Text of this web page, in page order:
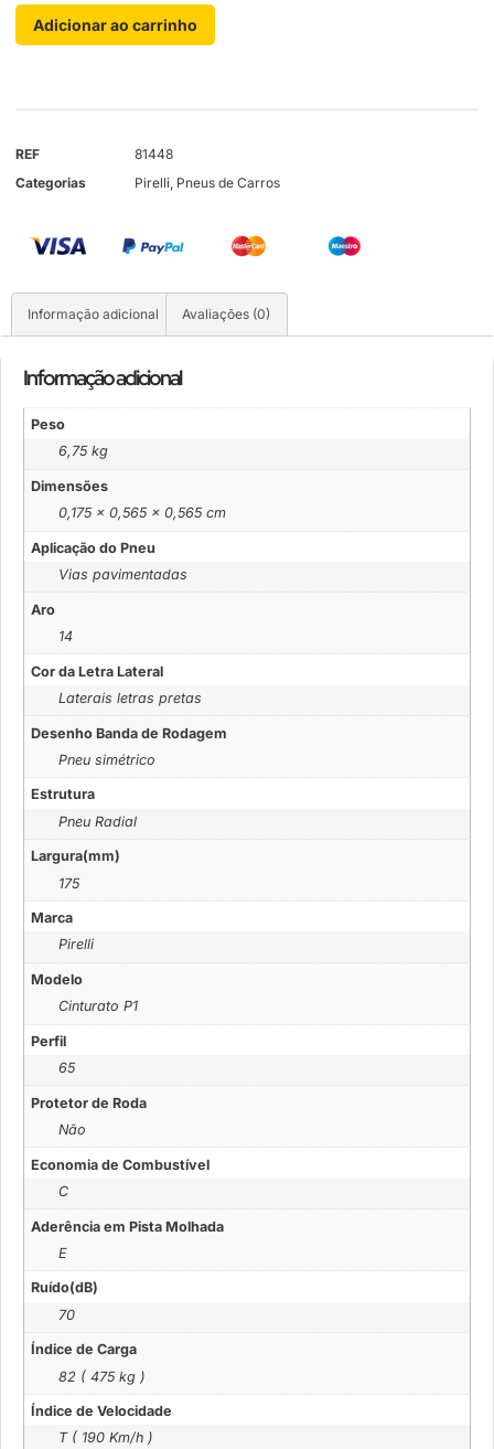
Adicionar ao carrinho
REF
81448
Categorias
Pirelli Pneus de Carros
Informação adicional Avaliações (0)
Informação adicional
Peso
6,75 kg
Dimensões
0,175 × 0,565 × 0,565 cm
Aplicação do Pneu
Vias pavimentadas
Aro
14
Cor da Letra Lateral
Laterais letras pretas
Desenho Banda de Rodagem
Pneu simétrico
Estrutura
Pneu Radial
Largura(mm)
175
Marca
Pirelli
Modelo
Cinturato P1
Perfil
65
Protetor de Roda
Não
Economia de Combustível
C
Aderência em Pista Molhada
E
Ruído(dB)
70
Índice de Carga
82 ( 475 kg )
Índice de Velocidade
T ( 190 Km/h )